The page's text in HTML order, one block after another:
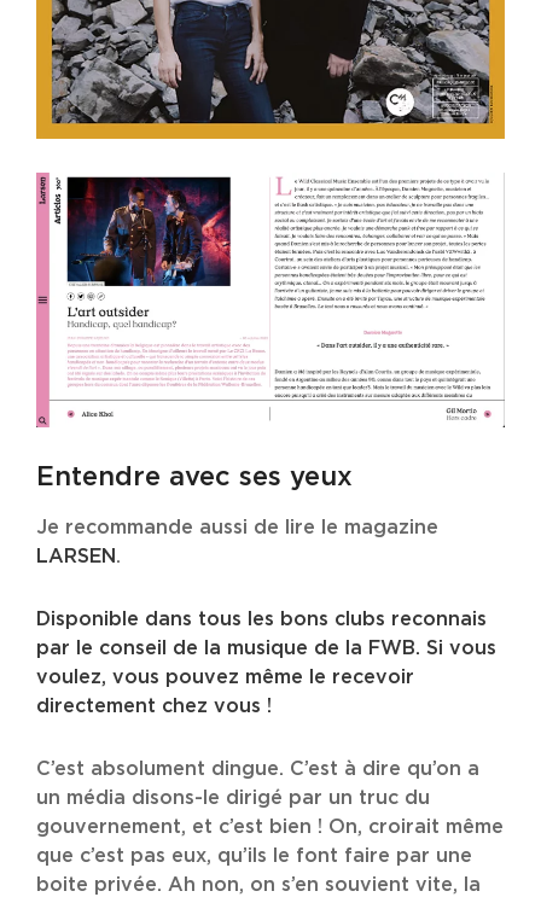
Entendre avec ses yeux
Je recommande aussi de lire le magazine
LARSEN .
Disponible dans tous les bons clubs reconnais
par le conseil de la musique de la FWB. Si vous
voulez, vous pouvez même le recevoir
directement chez vous !
C’est absolument dingue. C’est à dire qu’on a
un média disons-le dirigé par un truc du
gouvernement, et c’est bien ! On, croirait même
que c’est pas eux, qu’ils le font faire par une
boite privée. Ah non, on s’en souvient vite, la